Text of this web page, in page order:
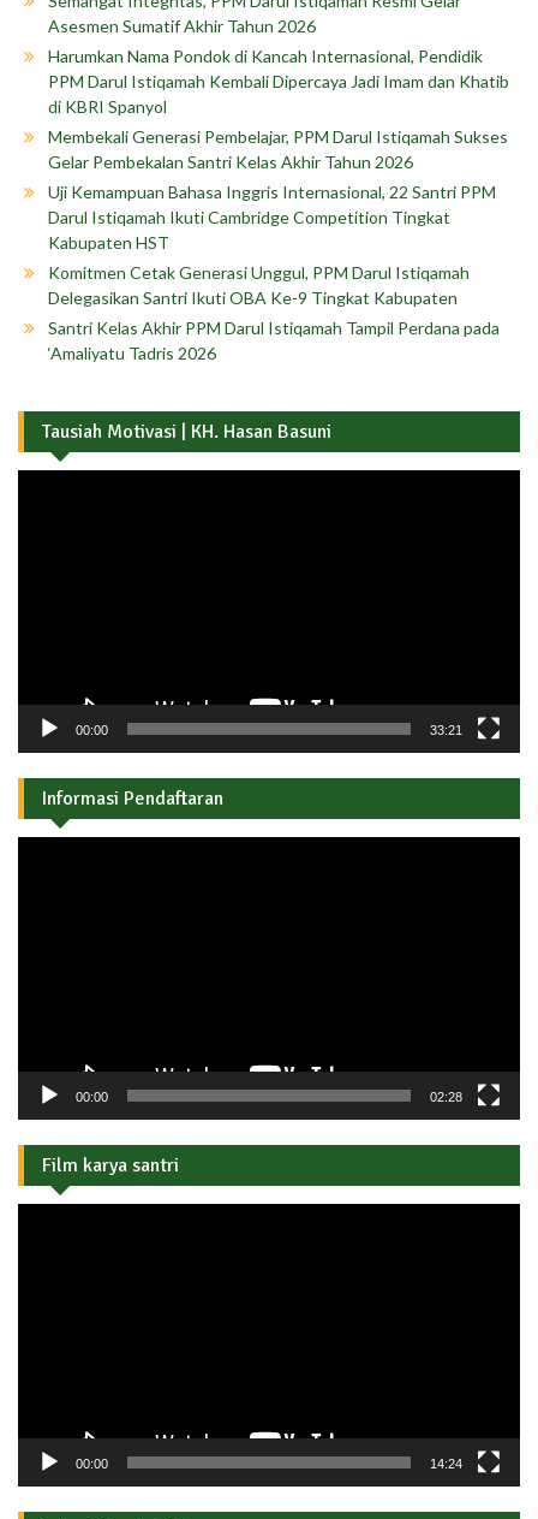
Asesmen Sumatif Akhir Tahun 2026
Harumkan Nama Pondok di Kancah Internasional, Pendidik
PPM Darul Istiqamah Kembali Dipercaya Jadi Imam dan Khatib
di KBRI Spanyol
Membekali Generasi Pembelajar, PPM Darul Istiqamah Sukses
Gelar Pembekalan Santri Kelas Akhir Tahun 2026
Uji Kemampuan Bahasa Inggris Internasional, 22 Santri PPM
Darul Istiqamah Ikuti Cambridge Competition Tingkat
Kabupaten HST
Komitmen Cetak Generasi Unggul, PPM Darul Istiqamah
Delegasikan Santri Ikuti OBA Ke-9 Tingkat Kabupaten
Santri Kelas Akhir PPM Darul Istiqamah Tampil Perdana pada
‘Amaliyatu Tadris 2026
Tausiah Motivasi | KH. Hasan Basuni
00:00 33:21
Informasi Pendaftaran
00:00 02:28
Film karya santri
00:00 14:24